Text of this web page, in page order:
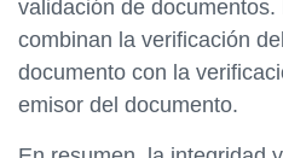
validación de
combinan la verificación
documento con la
emisor del documento.